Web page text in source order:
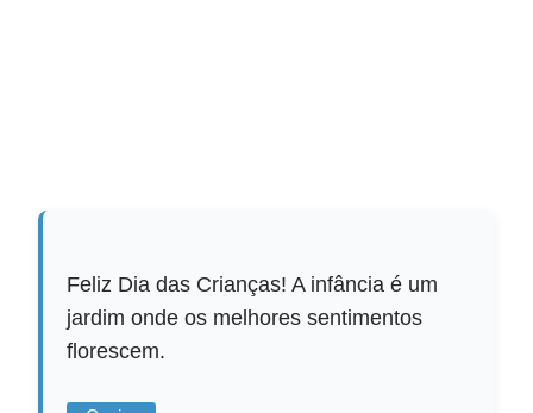
Feliz Dia das Crianças! A infância é um
jardim onde os melhores sentimentos
florescem.